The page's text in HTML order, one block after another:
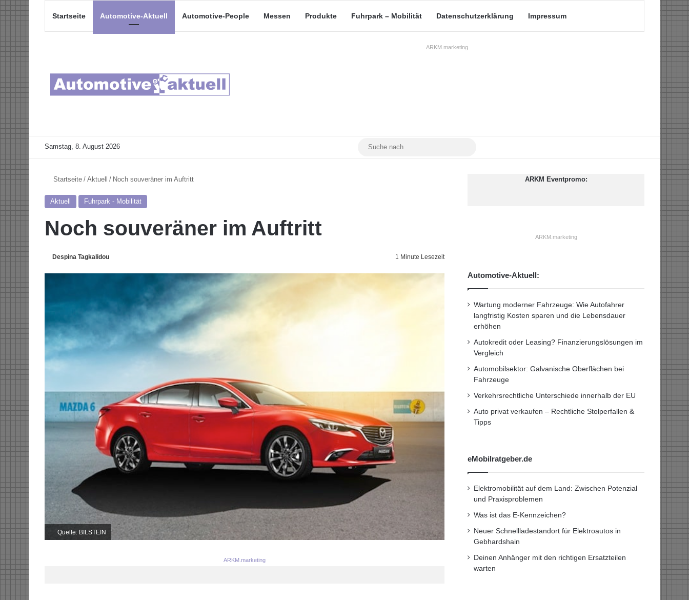
Startseite Automotive-Aktuell Automotive-People Messen Produkte Fuhrpark – Mobilität Datenschutzerklärung Impressum
ARKM.marketing
Samstag, 8. August 2026 YouTubeMastodon
Startseite / Aktuell / Noch souveräner im Auftritt
Aktuell Fuhrpark - Mobilität
Noch souveräner im Auftritt
Despina Tagkalidou 1 Minute Lesezeit
Quelle: BILSTEIN
ARKM.marketing
ARKM Eventpromo:
ARKM.marketing
Automotive-Aktuell:
Wartung moderner Fahrzeuge: Wie Autofahrer
langfristig Kosten sparen und die Lebensdauer
erhöhen
Autokredit oder Leasing? Finanzierungslösungen im
Vergleich
Automobilsektor: Galvanische Oberflächen bei
Fahrzeuge
Verkehrsrechtliche Unterschiede innerhalb der EU
Auto privat verkaufen – Rechtliche Stolperfallen &
Tipps
eMobilratgeber.de
Elektromobilität auf dem Land: Zwischen Potenzial
und Praxisproblemen
Was ist das E-Kennzeichen?
Neuer Schnellladestandort für Elektroautos in
Gebhardshain
Deinen Anhänger mit den richtigen Ersatzteilen
warten